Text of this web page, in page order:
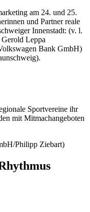
am 24. und 25.
und Partner reale
Innenstadt: (v. l.
Leppa
Bank GmbH)
Sportvereine ihr
mit Mitmachangeboten
Philipp Ziebart)